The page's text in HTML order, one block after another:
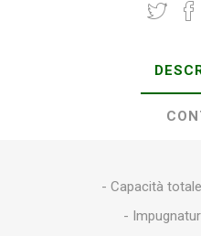
- Capacità
-